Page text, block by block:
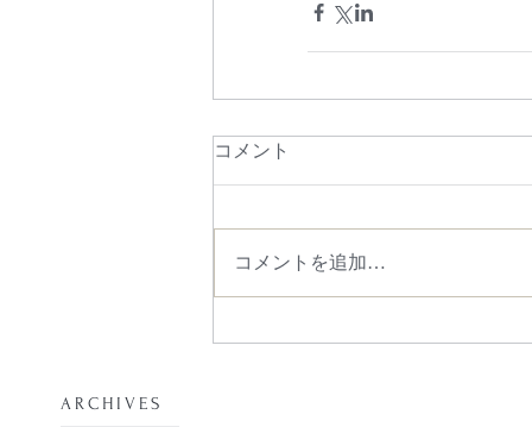
コメント
コメントを追加…
​ARCHIVES